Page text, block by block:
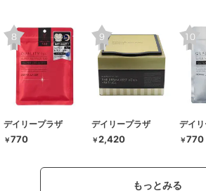
デイリープラザ
￥770
デイリープラザ
￥2,420
デイ
￥770
もっとみる